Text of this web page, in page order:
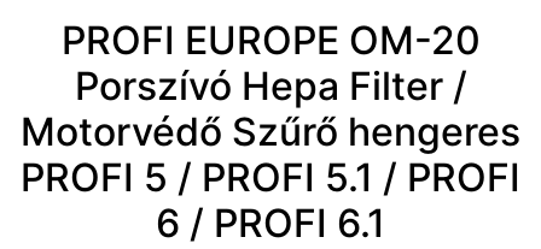
PROFI EUROPE OM-20
Porszívó Hepa Filter /
Motorvédő Szűrő hengeres
PROFI 5 / PROFI 5.1 / PROFI
6 / PROFI 6.1